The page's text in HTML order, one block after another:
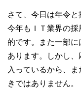
さて、今日は年令と
今年もＩＴ業界の
的です。また一部
あります。しかし
入っているから、
きではありません。